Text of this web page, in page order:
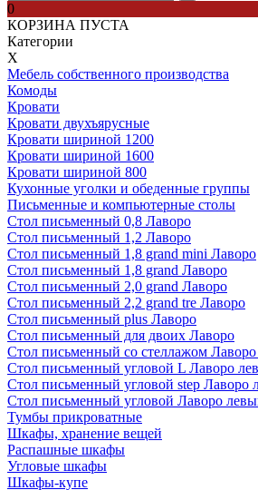
0
КОРЗИНА ПУСТА
Категории
Х
Мебель собственного производства
Комоды
Кровати
Кровати двухъярусные
Кровати шириной 1200
Кровати шириной 1600
Кровати шириной 800
Кухонные уголки и обеденные группы
Письменные и компьютерные столы
Стол письменный 0,8 Лаворо
Стол письменный 1,2 Лаворо
Стол письменный 1,8 grand mini Лаворо
Стол письменный 1,8 grand Лаворо
Стол письменный 2,0 grand Лаворо
Стол письменный 2,2 grand tre Лаворо
Стол письменный plus Лаворо
Стол письменный для двоих Лаворо
Стол письменный со стеллажом
Стол письменный угловой L Лаворо
Стол письменный угловой step Лаворо
Стол письменный угловой Лаворо
Тумбы прикроватные
Шкафы, хранение вещей
Распашные шкафы
Угловые шкафы
Шкафы-купе